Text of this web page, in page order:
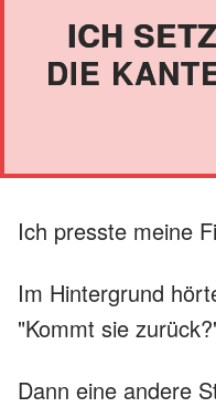
ICH
DIE
Ich presste meine
Im Hintergrund
"Kommt sie
Dann eine andere